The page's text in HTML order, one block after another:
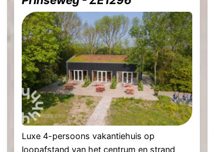
Luxe 4-persoons vakantiehuis op
loopafstand van het centrum en strand